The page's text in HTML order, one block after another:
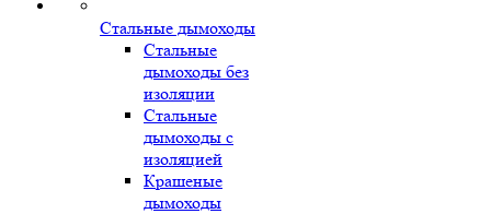
Стальные дымоходы
Стальные
дымоходы без
изоляции
Стальные
дымоходы с
изоляцией
Крашеные
дымоходы